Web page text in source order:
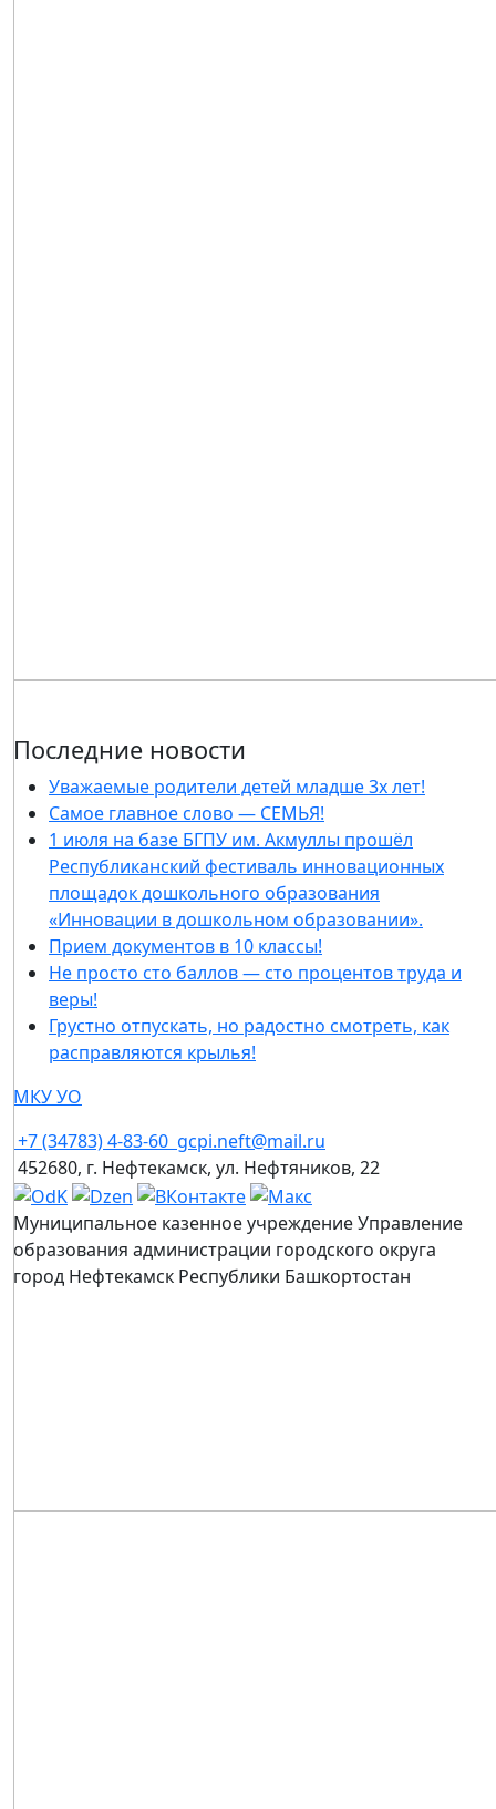
Последние новости
Уважаемые родители детей младше 3х лет!
Самое главное слово — СЕМЬЯ!
1 июля на базе БГПУ им. Акмуллы прошёл
Республиканский фестиваль инновационных
площадок дошкольного образования
«Инновации в дошкольном образовании».
Прием документов в 10 классы!
Не просто сто баллов — сто процентов труда и
веры!
Грустно отпускать, но радостно смотреть, как
расправляются крылья!
МКУ УО
+7 (34783) 4-83-60 gcpi.neft@mail.ru
452680, г. Нефтекамск, ул. Нефтяников, 22
Муниципальное казенное учреждение Управление
образования администрации городского округа
город Нефтекамск Республики Башкортостан